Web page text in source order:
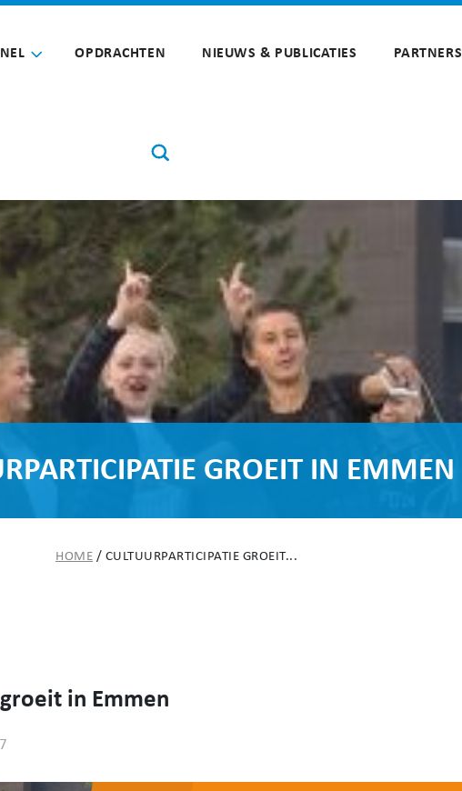
OPDRACHTEN NIEUWS & PUBLICATIES PARTNERS
GROEIT IN EMMEN
HOME / CULTUURPARTICIPATIE GROEIT...
in Emmen